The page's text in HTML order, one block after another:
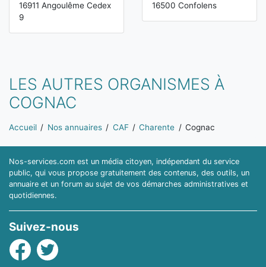
16911 Angoulême Cedex
9
16500 Confolens
LES AUTRES ORGANISMES À
COGNAC
Vous êtes ici:
Accueil Nos annuaires CAF Charente Cognac
Nos-services.com est un média citoyen, indépendant du service
public, qui vous propose gratuitement des contenus, des outils, un
annuaire et un forum au sujet de vos démarches administratives et
quotidiennes.
Suivez-nous
Facebook
Twitter